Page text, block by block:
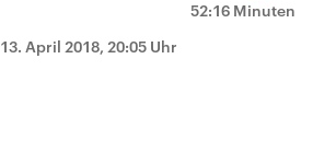
52:16 Minuten
13. April 2018, 20:05 Uhr